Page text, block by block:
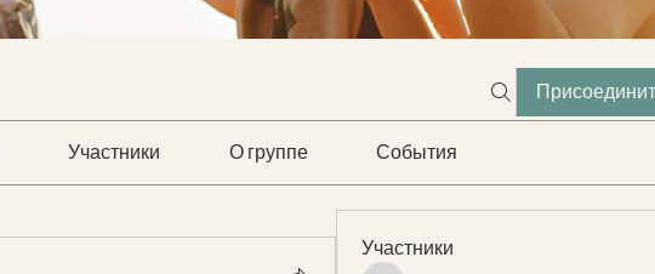
Участники О группе События
Участники